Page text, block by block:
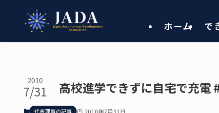
ホーム で
高校進学できずに自宅で充
2010
7/31
代表理事の記事